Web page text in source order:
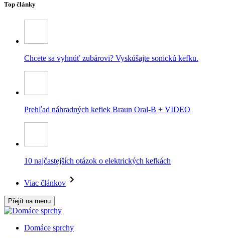
Top články
Chcete sa vyhnúť zubárovi? Vyskúšajte sonickú kefku.
Prehľad náhradných kefiek Braun Oral-B + VIDEO
10 najčastejších otázok o elektrických kefkách
Viac článkov
Přejít na menu
Domáce sprchy